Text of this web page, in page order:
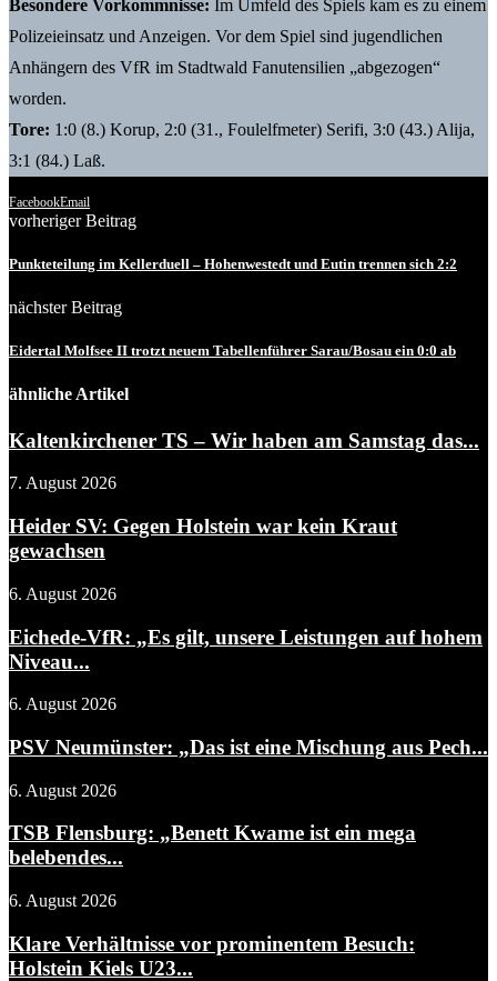
Besondere Vorkommnisse: Im Umfeld des Spiels kam es zu einem
Polizeieinsatz und Anzeigen. Vor dem Spiel sind jugendlichen
Anhängern des VfR im Stadtwald Fanutensilien „abgezogen“
worden.
Tore: 1:0 (8.) Korup, 2:0 (31., Foulelfmeter) Serifi, 3:0 (43.) Alija,
3:1 (84.) Laß.
FacebookEmail
vorheriger Beitrag
Punkteteilung im Kellerduell – Hohenwestedt und Eutin trennen sich 2:2
nächster Beitrag
Eidertal Molfsee II trotzt neuem Tabellenführer Sarau/Bosau ein 0:0 ab
ähnliche Artikel
Kaltenkirchener TS – Wir haben am Samstag das...
7. August 2026
Heider SV: Gegen Holstein war kein Kraut
gewachsen
6. August 2026
Eichede-VfR: „Es gilt, unsere Leistungen auf hohem
Niveau...
6. August 2026
PSV Neumünster: „Das ist eine Mischung aus Pech...
6. August 2026
TSB Flensburg: „Benett Kwame ist ein mega
belebendes...
6. August 2026
Klare Verhältnisse vor prominentem Besuch:
Holstein Kiels U23...